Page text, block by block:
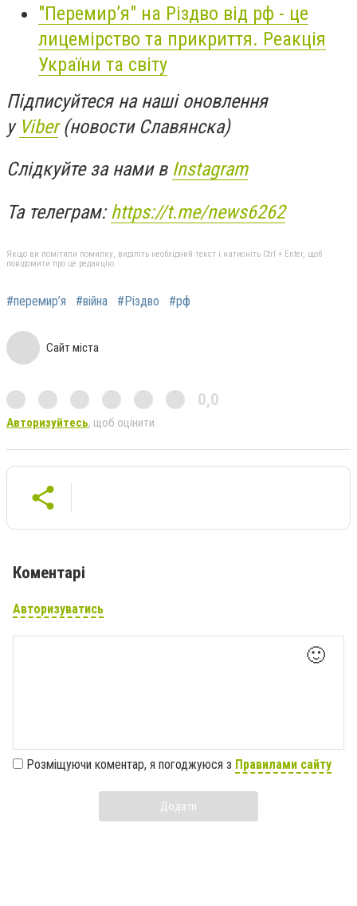
"Перемир’я" на Різдво від рф - це
лицемірство та прикриття. Реакція
України та світу
Підписуйтеся на наші оновлення
у Viber(новости Славянска)
Слідкуйте за нами в Instagram
Та телеграм:https://t.me/news6262
Якщо ви помітили помилку, виділіть необхідний текст і натисніть Ctrl + Enter, щоб
повідомити про це редакцію
#перемир’я #війна #Різдво #рф
Сайт міста
0,0
Авторизуйтесь, щоб оцінити
Коментарі
Авторизуватись
🙂
Розміщуючи коментар, я погоджуюся з Правилами сайту
Додати